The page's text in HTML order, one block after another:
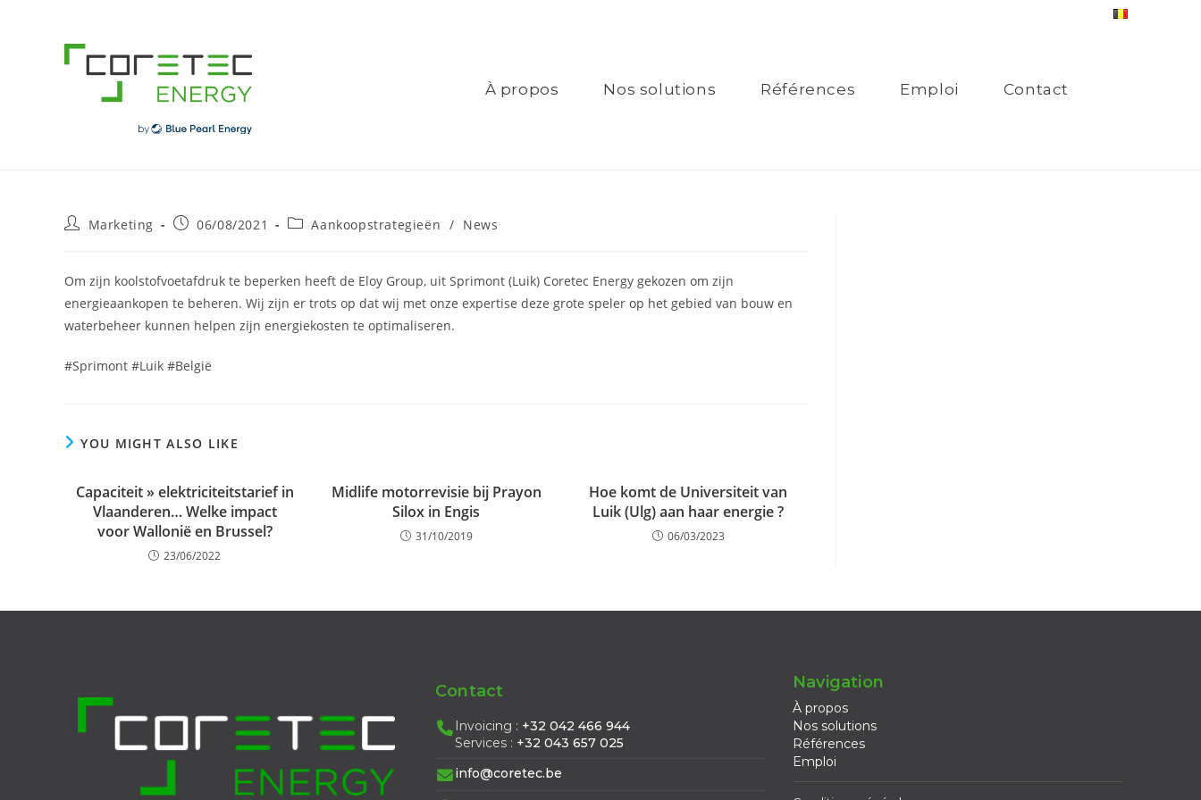
À propos Nos solutions Références Emploi Contact
PostMarketing
Post06/08/2021
PostAankoopstrategieën / News
Om zijn koolstofvoetafdruk te beperken heeft de Eloy Group, uit Sprimont (Luik) Coretec Energy gekozen om zijn
energieaankopen te beheren. Wij zijn er trots op dat wij met onze expertise deze grote speler op het gebied van bouw en
waterbeheer kunnen helpen zijn energiekosten te optimaliseren.
#Sprimont #Luik #België
YOU MIGHT ALSO LIKE
Capaciteit » elektriciteitstarief in
Vlaanderen… Welke impact
voor Wallonië en Brussel?
23/06/2022
Midlife motorrevisie bij Prayon
Silox in Engis
31/10/2019
Hoe komt de Universiteit van
Luik (Ulg) aan haar energie ?
06/03/2023
Contact
Invoicing : +32 042 466 944
Services : +32 043 657 025
info@coretec.be
Navigation
À propos
Nos solutions
Références
Emploi